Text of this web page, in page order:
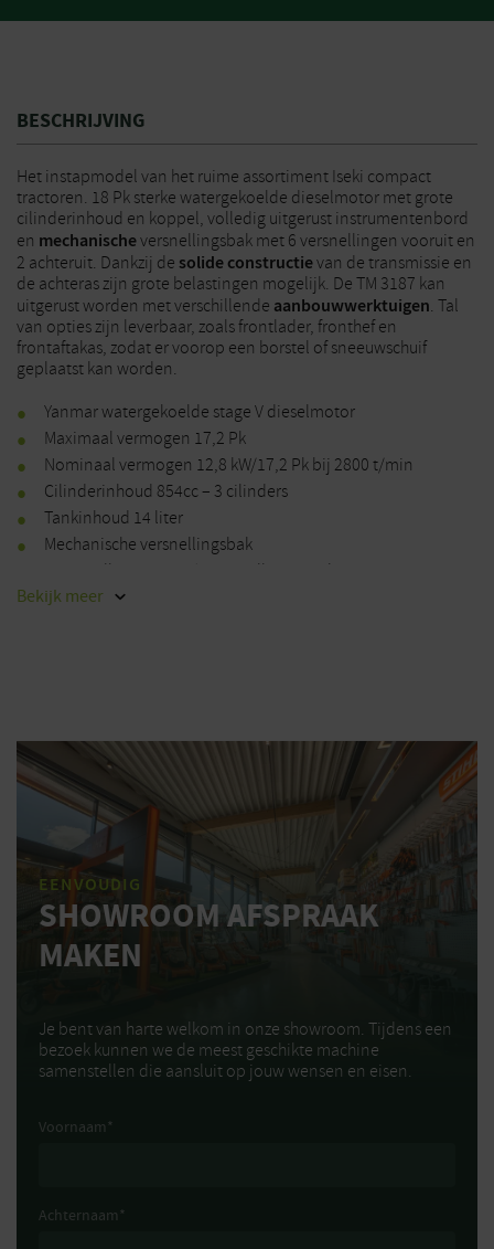
BESCHRIJVING
Het instapmodel van het ruime assortiment Iseki compact
tractoren. 18 Pk sterke watergekoelde dieselmotor met grote
cilinderinhoud en koppel, volledig uitgerust instrumentenbord
en mechanischeversnellingsbak met 6 versnellingen vooruit en
2 achteruit. Dankzij de solide constructievan de transmissie en
de achteras zijn grote belastingen mogelijk. De TM 3187 kan
uitgerust worden met verschillende aanbouwwerktuigen. Tal
van opties zijn leverbaar, zoals frontlader, fronthef en
frontaftakas, zodat er voorop een borstel of sneeuwschuif
geplaatst kan worden.
Yanmar watergekoelde stage V dieselmotor
Maximaal vermogen 17,2 Pk
Nominaal vermogen 12,8 kW/17,2 Pk bij 2800 t/min
Cilinderinhoud 854cc – 3 cilinders
Tankinhoud 14 liter
Mechanische versnellingsbak
6 versnelling vooruit/2 versnellingen achteruit
Vierwielaandrijving
Op aanvraag leverbaar met industriebanden of Garden Pro
banden
Bekijk meer
EENVOUDIG
SHOWROOM AFSPRAAK
MAKEN
Je bent van harte welkom in onze showroom. Tijdens een
bezoek kunnen we de meest geschikte machine
samenstellen die aansluit op jouw wensen en eisen.
Voornaam *
Achternaam *